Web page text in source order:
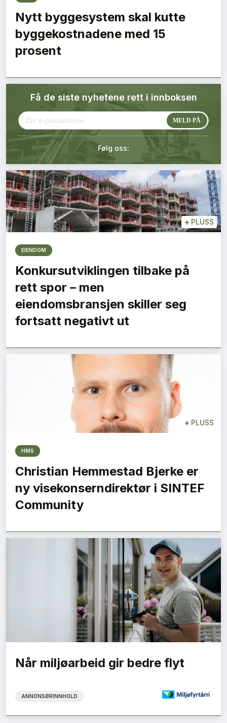
Tips redaksjonen
Annonsering
Abonnement Pluss
Kontakt oss
Login
Nytt byggesystem skal kutte
byggekostnadene med 15
prosent
Få de siste nyhetene rett i innboksen
Følg oss:
+ PLUSS
EIENDOM
Konkursutviklingen tilbake på
rett spor – men
eiendomsbransjen skiller seg
fortsatt negativt ut
+ PLUSS
HMS
Christian Hemmestad Bjerke er
ny visekonserndirektør i SINTEF
Community
Når miljøarbeid gir bedre flyt
ANNONSØRINNHOLD